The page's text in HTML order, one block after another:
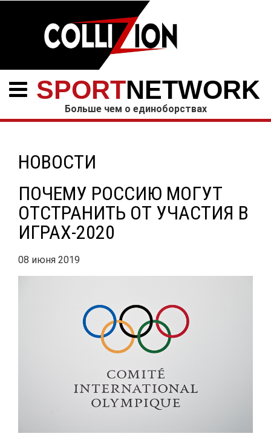
SPORTNETWORK
Больше чем о единоборствах
НОВОСТИ
ПОЧЕМУ РОССИЮ МОГУТ
ОТСТРАНИТЬ ОТ УЧАСТИЯ В
ИГРАХ-2020
08 июня 2019